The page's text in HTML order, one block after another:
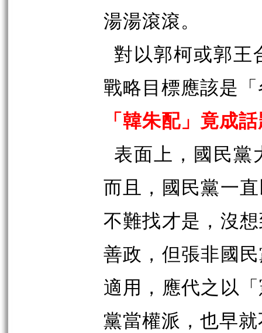
湯湯滾滾。
對以郭柯或郭王
戰略目標應該是
「韓朱配」竟成
表面上，國民黨
而且，國民黨一
不難找才是，沒
善政，但張非國
適用，應代之以
黨當權派，也早